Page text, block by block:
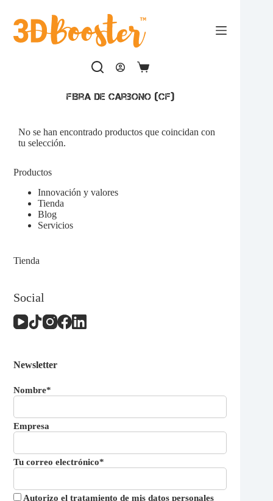
contenido
Carro
compra
Fibra de Carbono (CF)
No se han encontrado productos que coincidan con
tu selección.
Productos
Innovación y valores
Tienda
Blog
Servicios
Tienda
Social
Newsletter
Nombre*
Empresa
Tu correo electrónico*
Autorizo el tratamiento de mis datos personales